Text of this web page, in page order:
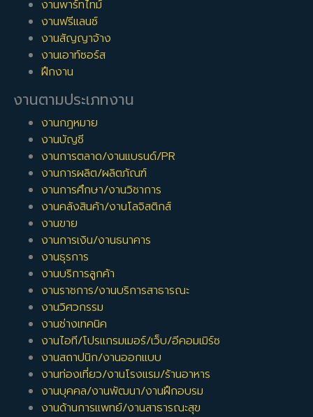
งานพาร์ทไทม์
งานฟรีแลนซ์
งานสัญญาจ้าง
งานเอาท์ซอร์ส
ฝึกงาน
งานตามประเภทงาน
งานกฎหมาย
งานบัญชี
งานการตลาด/งานแบรนด์/PR
งานการผลิต/ผลิตภัณฑ์
งานการศึกษา/งานวิชาการ
งานคลังสินค้า/งานโลจิสติกส์
งานขาย
งานการเงิน/งานธนาคาร
งานธุรการ
งานบริการลูกค้า
งานราชการ/งานบริการสาธารณะ
งานวิศวกรรม
งานช่างเทคนิค
งานไอที/โปรแกรมเมอร์/เว็บ/อีคอมเมิร์ซ
งานสถาปนิก/งานออกแบบ
งานท่องเที่ยว/งานโรงแรม/ร้านอาหาร
งานบุคคล/งานพัฒนา/งานฝึกอบรม
งานด้านการแพทย์/งานสาธารณะสุข